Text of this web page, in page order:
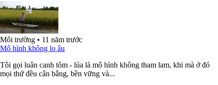
Môi trường • 11 năm trước
Mô hình không lo âu
Tôi gọi luân canh tôm - lúa là mô hình không tham lam, khi mà ở đó
mọi thứ đều cân bằng, bền vững và...